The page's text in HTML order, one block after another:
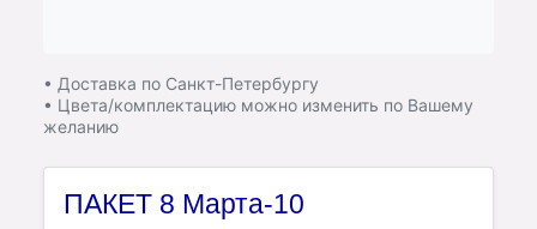
• Доставка по Санкт-Петербургу
• Цвета/комплектацию можно изменить по Вашему
желанию
ПАКЕТ 8 Марта-10